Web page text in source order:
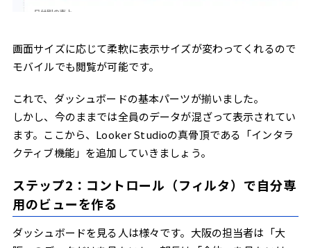
画面サイズに応じて柔軟に表示サイズが変わってくれるので
モバイルでも閲覧が可能です。
これで、ダッシュボードの基本パーツが揃いました。
しかし、今のままでは全員のデータが混ざって表示されてい
ます。ここから、Looker Studioの真骨頂である「インタラ
クティブ機能」を追加していきましょう。
ステップ2：コントロール（フィルタ）で自分専
用のビューを作る
ダッシュボードを見る人は様々です。大阪の担当者は「大